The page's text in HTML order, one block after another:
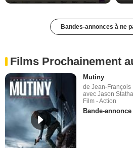
Bandes-annonces à ne
Films Prochainement
Mutiny
de Jean-François
avec Jason
Film - Action
Bande-annonce